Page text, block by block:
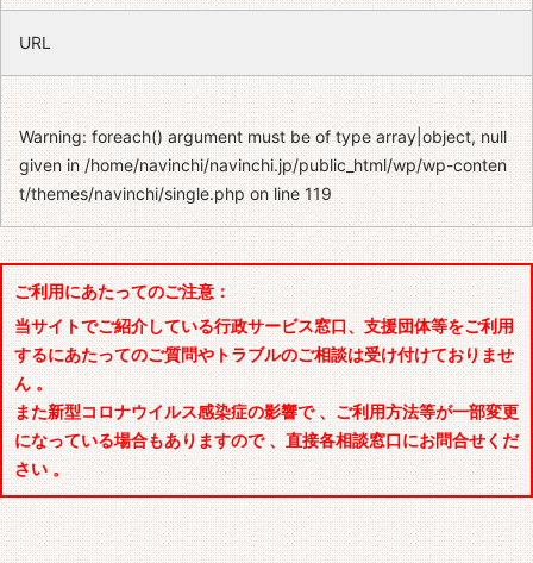
URL
Warning: foreach() argument must be of type array|object, null
given in/home/navinchi/navinchi.jp/public_html/wp/wp-conten
t/themes/navinchi/single.phpon line119
ご利用にあたってのご注意：
当サイトでご紹介している行政サービス窓口、支援団体等をご利用
するにあたってのご質問やトラブルのご相談は受け付けておりませ
ん 。
また新型コロナウイルス感染症の影響で 、ご利用方法等が一部変更
になっている場合もありますので 、直接各相談窓口にお問合せくだ
さい 。